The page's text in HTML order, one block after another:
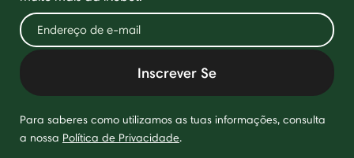
Inscrever Se
Para saberes como utilizamos as tuas informações, consulta
a nossa Política de Privacidade.